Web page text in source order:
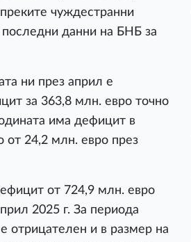
чуждестранни
последни данни на БНБ за
ни през април е
за 363,8 млн. евро точно
има дефицит в
от 24,2 млн. евро през
от 724,9 млн. евро
2025 г. За периода
отрицателен и в размер на